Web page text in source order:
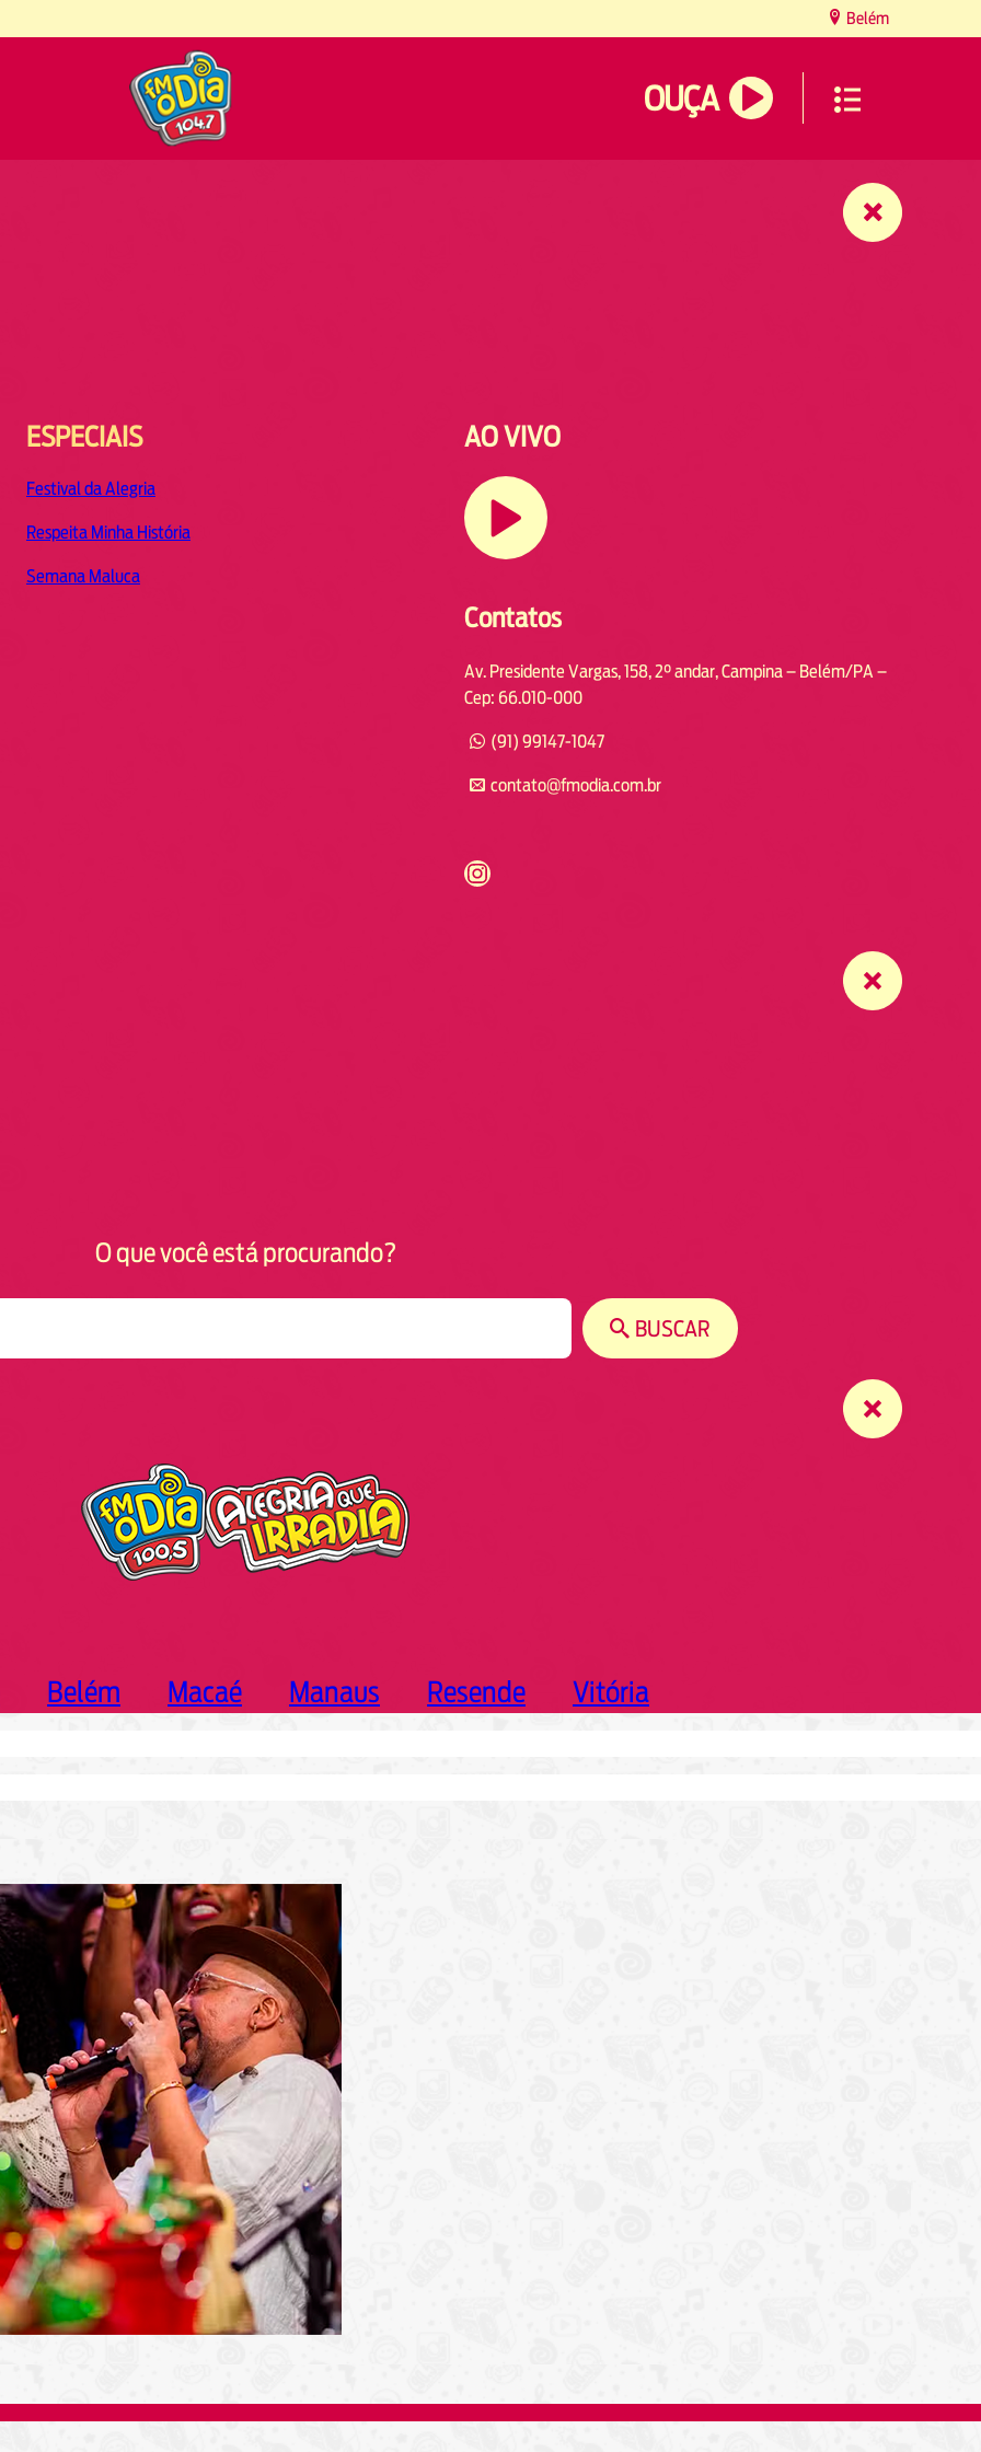
Belém
OUÇA
ESPECIAIS
Festival da Alegria
Respeita Minha História
Semana Maluca
AO VIVO
Contatos
Av. Presidente Vargas, 158, 2° andar, Campina – Belém/PA –
Cep: 66.010-000
(91) 99147-1047
contato@fmodia.com.br
https://www.instagram.com/fmodia.cabofrio/
O que você está procurando?
BUSCAR
Belém Macaé Manaus Resende Vitória